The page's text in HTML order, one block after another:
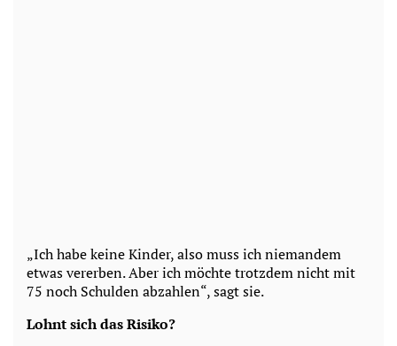
„Ich habe keine Kinder, also muss ich niemandem
etwas vererben. Aber ich möchte trotzdem nicht mit
75 noch Schulden abzahlen“, sagt sie.
Lohnt sich das Risiko?